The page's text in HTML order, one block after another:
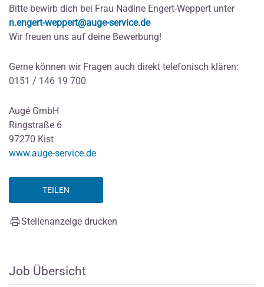
Bitte bewirb dich bei Frau Nadine Engert-Weppert unter
n.engert-weppert@auge-service.de
Wir freuen uns auf deine Bewerbung!
Gerne können wir Fragen auch direkt telefonisch klären:
0151 / 146 19 700
Augé GmbH
Ringstraße 6
97270 Kist
www.auge-service.de
TEILEN
Stellenanzeige drucken
Job Übersicht